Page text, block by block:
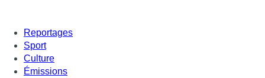
Reportages
Sport
Culture
Émissions